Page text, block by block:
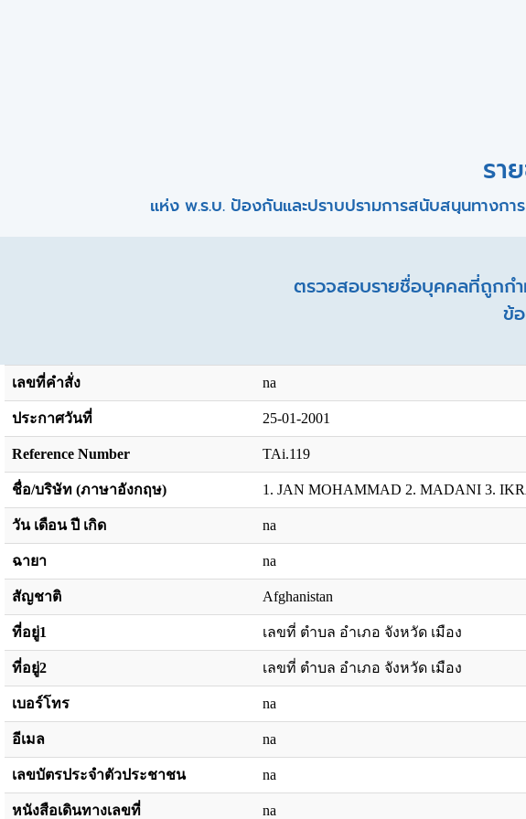
รา
แห่ง พ.ร.บ. ป้องกันและปราบปรามการสนับสนุนทางก
ตรวจสอบรายชื่อบุคคลที่ถูกก
ข้
เลขที่คำสั่ง na
ประกาศวันที่ 25-01-2001
Reference Number TAi.119
ชื่อ/บริษัท (ภาษาอังกฤษ) 1. JAN MOHAMMAD 2. MADANI 3.
วัน เดือน ปี เกิด na
ฉายา na
สัญชาติ Afghanistan
ที่อยู่1 เลขที่ ตำบล อำเภอ จังหวัด เมือง
ที่อยู่2 เลขที่ ตำบล อำเภอ จังหวัด เมือง
เบอร์โทร na
อีเมล na
เลขบัตรประจำตัวประชาชน na
หนังสือเดินทางเลขที่ na